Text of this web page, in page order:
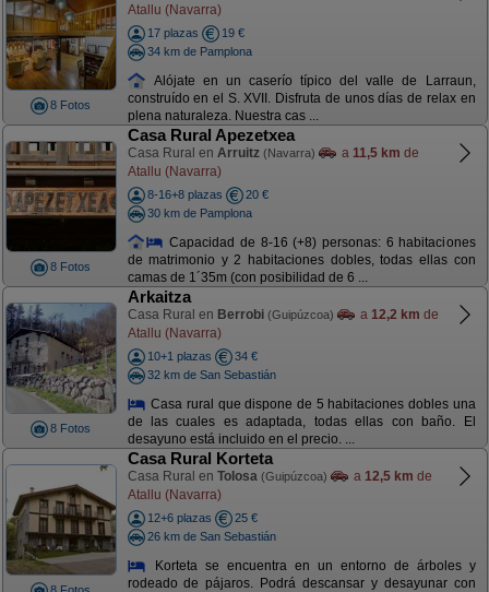
8 Fotos
Atallu (Navarra)
17 plazas
19 €
34 km de Pamplona
Alójate en un caserío típico del valle de Larraun,
construído en el S. XVII. Disfruta de unos días de relax en
plena naturaleza. Nuestra cas ...
8 Fotos
Casa Rural Apezetxea
Casa Rural en Arruitz (Navarra) a 11,5 km de
Atallu (Navarra)
8-16+8 plazas
20 €
30 km de Pamplona
Capacidad de 8-16 (+8) personas: 6 habitaciones
de matrimonio y 2 habitaciones dobles, todas ellas con
camas de 1´35m (con posibilidad de 6 ...
8 Fotos
Arkaitza
Casa Rural en Berrobi (Guipúzcoa) a 12,2 km de
Atallu (Navarra)
10+1 plazas
34 €
32 km de San Sebastián
Casa rural que dispone de 5 habitaciones dobles una
de las cuales es adaptada, todas ellas con baño. El
desayuno está incluido en el precio. ...
Casa Rural Korteta
Casa Rural en Tolosa (Guipúzcoa) a 12,5 km de
Atallu (Navarra)
12+6 plazas
25 €
26 km de San Sebastián
Korteta se encuentra en un entorno de árboles y
rodeado de pájaros. Podrá descansar y desayunar con